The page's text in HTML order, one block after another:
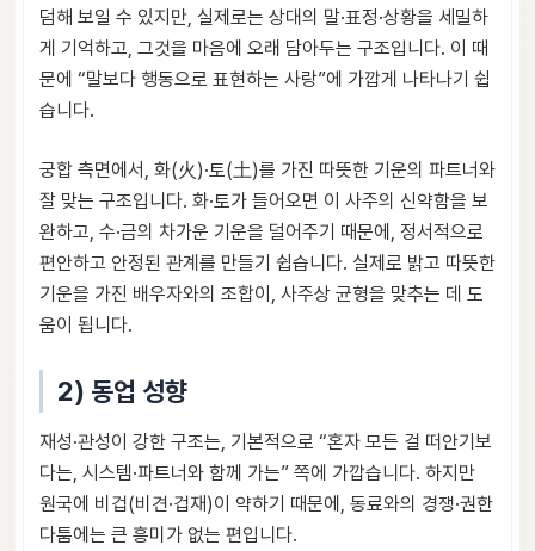
덤해 보일 수 있지만, 실제로는 상대의 말·표정·상황을 세밀하
게 기억하고, 그것을 마음에 오래 담아두는 구조입니다. 이 때
문에 “말보다 행동으로 표현하는 사랑”에 가깝게 나타나기 쉽
습니다.
궁합 측면에서, 화(火)·토(土)를 가진 따뜻한 기운의 파트너와
잘 맞는 구조입니다. 화·토가 들어오면 이 사주의 신약함을 보
완하고, 수·금의 차가운 기운을 덜어주기 때문에, 정서적으로
편안하고 안정된 관계를 만들기 쉽습니다. 실제로 밝고 따뜻한
기운을 가진 배우자와의 조합이, 사주상 균형을 맞추는 데 도
움이 됩니다.
2) 동업 성향
재성·관성이 강한 구조는, 기본적으로 “혼자 모든 걸 떠안기보
다는, 시스템·파트너와 함께 가는” 쪽에 가깝습니다. 하지만
원국에 비겁(비견·겁재)이 약하기 때문에, 동료와의 경쟁·권한
다툼에는 큰 흥미가 없는 편입니다.